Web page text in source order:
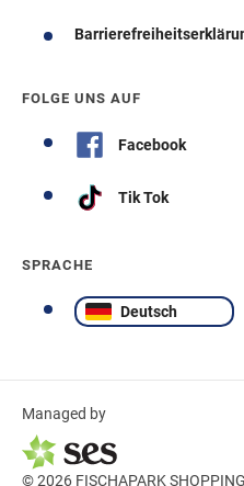
FOLGE UNS AUF
Facebook
Tik Tok
SPRACHE
Deutsch
Managed by
© 2026 FISCHAPARK